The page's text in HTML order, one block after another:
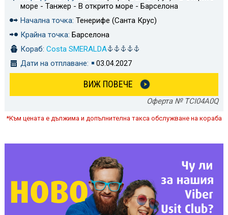
море - Танжер - В открито море - Барселона
Начална точка: Тенерифе (Санта Крус)
Крайна точка: Барселона
Кораб: Costa SMERALDA
Дати на отплаване:
03.04.2027
ВИЖ ПОВЕЧЕ
Оферта № TCI04A0Q
*Към цената е дължима и допълнителна такса обслужване на кораба